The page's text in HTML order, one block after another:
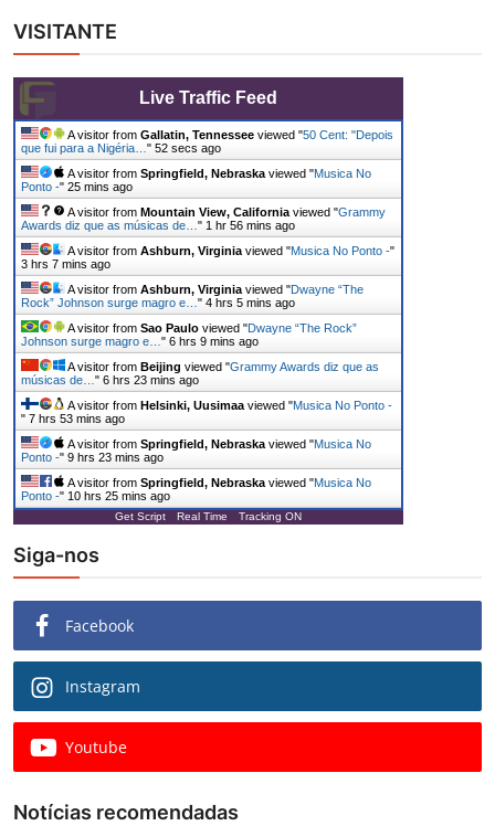
VISITANTE
Live Traffic Feed
A visitor from Gallatin, Tennessee viewed "50 Cent: "Depois
que fui para a Nigéria…" 53 secs ago
A visitor from Springfield, Nebraskaviewed "Musica No
Ponto -" 25 mins ago
A visitor from Mountain View, Californiaviewed "Grammy
Awards diz que as músicas de…" 1 hr 56 mins ago
A visitor from Ashburn, Virginiaviewed "Musica No Ponto -"
3 hrs 7 mins ago
A visitor from Ashburn, Virginiaviewed "Dwayne “The
Rock” Johnson surge magro e…" 4 hrs 5 mins ago
A visitor from Sao Paulo viewed "Dwayne “The Rock”
Johnson surge magro e…" 6 hrs 9 mins ago
A visitor from Beijing viewed "Grammy Awards diz que as
músicas de…" 6 hrs 23 mins ago
A visitor from Helsinki, Uusimaaviewed "Musica No Ponto -
" 7 hrs 53 mins ago
A visitor from Springfield, Nebraskaviewed "Musica No
Ponto -" 9 hrs 23 mins ago
A visitor from Springfield, Nebraskaviewed "Musica No
Ponto -" 10 hrs 25 mins ago
Get Script Real Time Tracking ON
Siga-nos
Facebook
Instagram
Youtube
Notícias recomendadas